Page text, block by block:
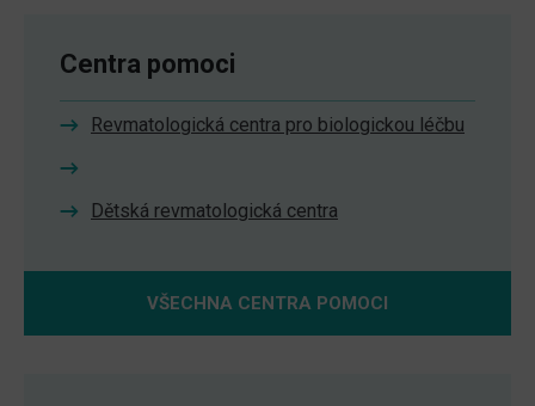
Centra pomoci
Revmatologická centra pro biologickou léčbu
Dětská revmatologická centra
VŠECHNA CENTRA POMOCI